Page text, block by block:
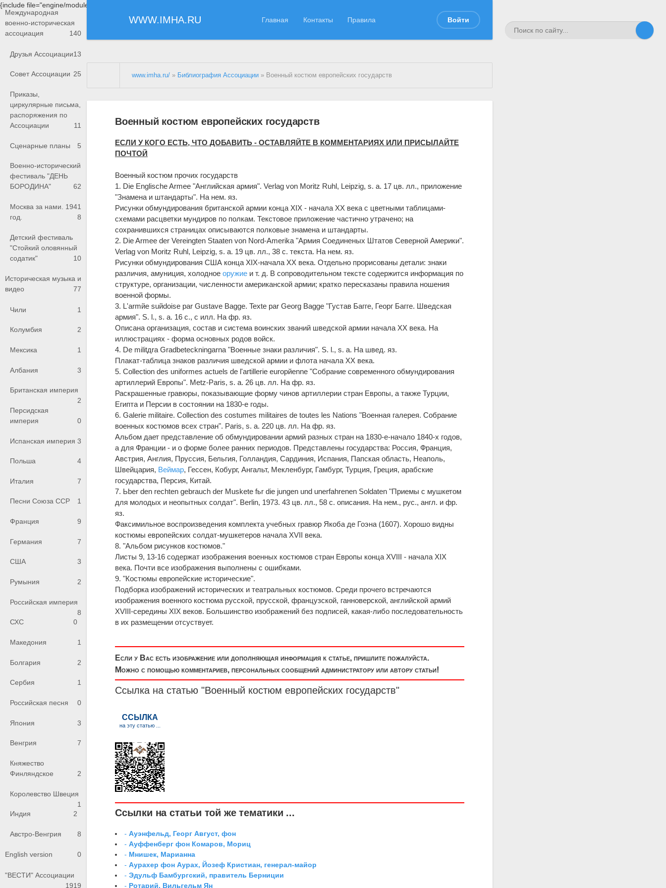
{include file="engine/modules/saperu/head.php"}
WWW.IMHA.RU Главная Контакты Правила Войти
Международная
военно-историческая
ассоциация
140
Друзья Ассоциации13
Совет Ассоциации 25
Приказы,
циркулярные письма,
распоряжения по
Ассоциации
11
Сценарные планы 5
Военно-исторический
фестиваль "ДЕНЬ
БОРОДИНА"
62
Москва за нами. 1941
год.
8
Детский фестиваль
"Стойкий оловянный
содатик"
10
Историческая музыка и
видео
77
Чили 1
Колумбия 2
Мексика 1
Албания 3
Британская империя
2
Персидская
империя
0
Испанская империя 3
Польша 4
Италия 7
Песни Союза ССР 1
Франция 9
Германия 7
США 3
Румыния 2
Российская империя
8
СХС
0
Македония 1
Болгария 2
Сербия 1
Российская песня 0
Япония 3
Венгрия 7
Княжество
Финляндское
2
Королевство Швеция
1
Индия
2
Австро-Венгрия 8
English version 0
"ВЕСТИ" Ассоциации
1919
www.imha.ru/ » Библиография Ассоциации » Военный костюм европейских государств
Военный костюм европейских государств
ЕСЛИ У КОГО ЕСТЬ, ЧТО ДОБАВИТЬ - ОСТАВЛЯЙТЕ В КОММЕНТАРИЯХ ИЛИ ПРИСЫЛАЙТЕ
ПОЧТОЙ
Военный костюм прочих государств
1. Die Englische Armee "Английская армия". Verlag von Moritz Ruhl, Leipzig, s. a. 17 цв. лл., приложение
"Знамена и штандарты". На нем. яз.
Рисунки обмундирования британской армии конца XIX - начала XX века с цветными таблицами-
схемами расцветки мундиров по полкам. Текстовое приложение частично утрачено; на
сохранившихся страницах описываются полковые знамена и штандарты.
2. Die Armee der Vereingten Staaten von Nord-Amerika "Армия Соединеных Штатов Северной Америки".
Verlag von Moritz Ruhl, Leipzig, s. a. 19 цв. лл., 38 с. текста. На нем. яз.
Рисунки обмундирования США конца XIX-начала XX века. Отдельно прорисованы детали: знаки
различия, амуниция, холодноеоружие и т. д. В сопроводительном тексте содержится информация по
структуре, организации, численности американской армии; кратко пересказаны правила ношения
военной формы.
3. L'armйe suйdoise par Gustave Bagge. Texte par Georg Bagge "Густав Багге, Георг Багге. Шведская
армия". S. l., s. a. 16 с., с илл. На фр. яз.
Описана организация, состав и система воинских званий шведской армии начала XX века. На
иллюстрациях - форма основных родов войск.
4. De militдra Gradbeteckningarna "Военные знаки различия". S. l., s. a. На швед. яз.
Плакат-таблица знаков различия шведской армии и флота начала XX века.
5. Collection des uniformes actuels de l'artillerie europйenne "Собрание современного обмундирования
артиллерий Европы". Metz-Paris, s. a. 26 цв. лл. На фр. яз.
Раскрашенные гравюры, показывающие форму чинов артиллерии стран Европы, а также Турции,
Египта и Персии в состоянии на 1830-е годы.
6. Galerie militaire. Collection des costumes militaires de toutes les Nations "Военная галерея. Собрание
военных костюмов всех стран". Paris, s. a. 220 цв. лл. На фр. яз.
Альбом дает представление об обмундировании армий разных стран на 1830-е-начало 1840-х годов,
а для Франции - и о форме более ранних периодов. Представлены государства: Россия, Франция,
Австрия, Англия, Пруссия, Бельгия, Голландия, Сардиния, Испания, Папская область, Неаполь,
Швейцария, Веймар, Гессен, Кобург, Ангальт, Мекленбург, Гамбург, Турция, Греция, арабские
государства, Персия, Китай.
7. Ьber den rechten gebrauch der Muskete fьr die jungen und unerfahrenen Soldaten "Приемы с мушкетом
для молодых и неопытных солдат". Berlin, 1973. 43 цв. лл., 58 с. описания. На нем., рус., англ. и фр.
яз.
Факсимильное воспроизведения комплекта учебных гравюр Якоба де Гоэна (1607). Хорошо видны
костюмы европейских солдат-мушкетеров начала XVII века.
8. "Альбом рисунков костюмов."
Листы 9, 13-16 содержат изображения военных костюмов стран Европы конца XVIII - начала XIX
века. Почти все изображения выполнены с ошибками.
9. "Костюмы европейские исторические".
Подборка изображений исторических и театральных костюмов. Среди прочего встречаются
изображения военного костюма русской, прусской, французской, ганноверской, английской армий
XVIII-середины XIX веков. Большинство изображений без подписей, какая-либо последовательность
в их размещении отсуствует.
Если у Вас есть изображение или дополняющая информация к статье, пришлите пожалуйста.
Можно с помощью комментариев, персональных сообщений администратору или автору статьи!
Ссылка на статью "Военный костюм европейских государств"
Ссылки на статьи той же тематики ...
-Ауэнфельд, Георг Август, фон
-Ауффенберг фон Комаров, Мориц
- Мнишек, Марианна
-Аурахер фон Аурах, Йозеф Кристиан, генерал-майор
-Эдульф Бамбургский, правитель Берниции
- Ротарий, Вильгельм Ян